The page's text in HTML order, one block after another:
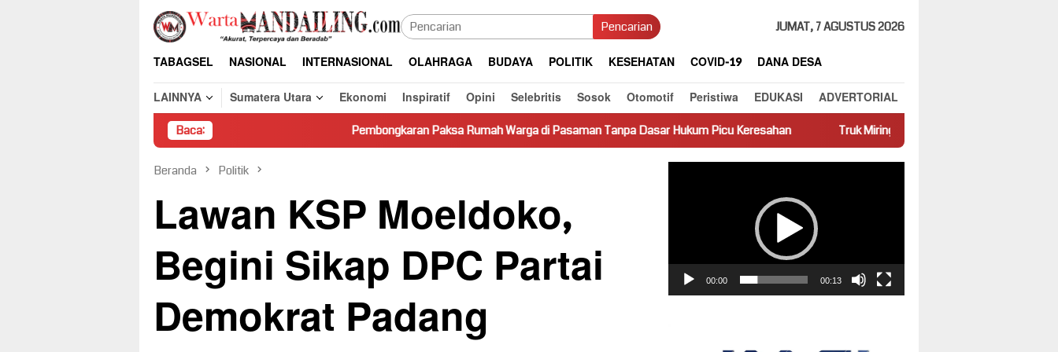
Loncat
konten
Pencarian JUMAT, 7 AGUSTUS 2026
TABAGSEL NASIONAL INTERNASIONAL OLAHRAGA BUDAYA POLITIK KESEHATAN COVID-19
DANA DESA
LAINNYA
Sumatera Utara Ekonomi Inspiratif Opini Selebritis Sosok Otomotif Peristiwa EDUKASI ADVERTORIAL
Baca: Pembongkaran Paksa Rumah Warga di Pasaman Tanpa Dasar Hukum Picu Keresahan Truk Miring Hambat Arus Lalu Lintas di Jalan Panti–Simpang
Beranda Politik
Lawan KSP Moeldoko,
Begini Sikap DPC Partai
Demokrat Padang
00:00 00:13